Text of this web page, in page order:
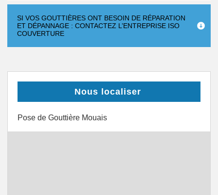
SI VOS GOUTTIÈRES ONT BESOIN DE RÉPARATION
ET DÉPANNAGE : CONTACTEZ L’ENTREPRISE ISO
COUVERTURE
Nous localiser
Pose de Gouttière Mouais